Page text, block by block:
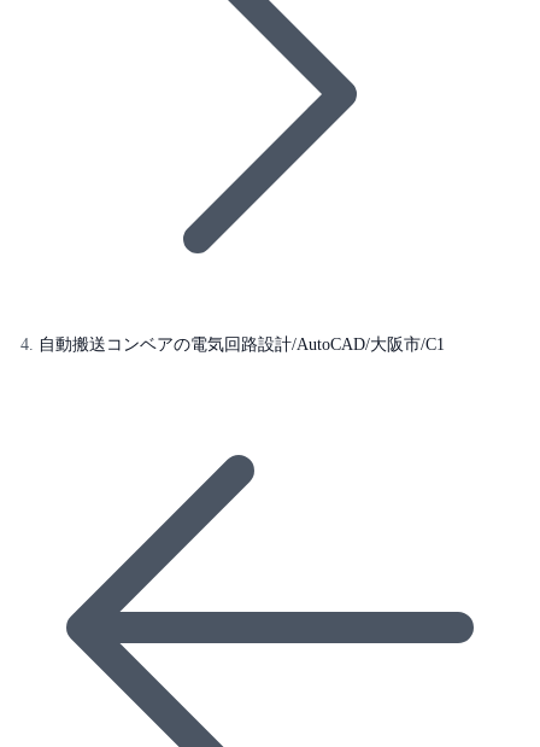
自動搬送コンベアの電気回路設計/AutoCAD/大阪市/C1